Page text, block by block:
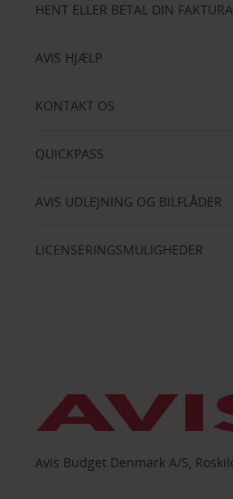
HENT ELLER BETAL DIN FAKTURA
AVIS HJÆLP
KONTAKT OS
QUICKPASS
AVIS UDLEJNING OG BILFLÅDER
LICENSERINGSMULIGHEDER
Avis Budget Denmark A/S,